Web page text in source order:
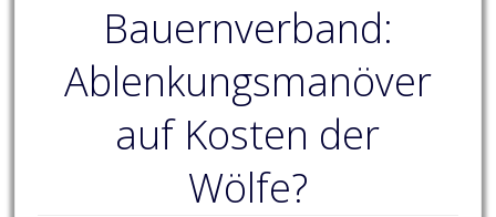
Bauernverband:
Ablenkungsmanöver
auf Kosten der
Wölfe?